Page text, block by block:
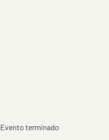
Evento terminado